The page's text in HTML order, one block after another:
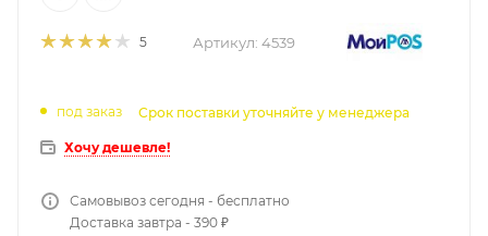
5 Артикул: 4539
под заказ Срок поставки уточняйте у менеджера
Хочу дешевле!
Самовывоз сегодня - бесплатно
Доставка завтра - 390 ₽